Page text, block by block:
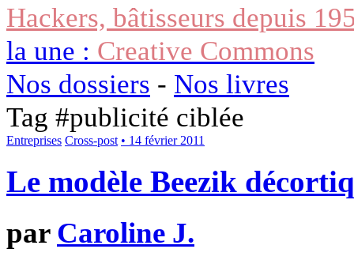
Hackers, bâtisseurs depuis
la une : Creative Commons
Nos dossiers - Nos livres
Tag #publicité ciblée
Entreprises Cross-post • 14 février 2011
Le modèle Beezik
par Caroline J.